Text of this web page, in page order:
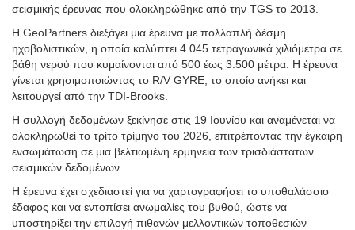
σεισμικής έρευνας που ολοκληρώθηκε από την TGS το 2013.
Η GeoPartners διεξάγει μια έρευνα με πολλαπλή δέσμη
ηχοβολιστικών, η οποία καλύπτει 4.045 τετραγωνικά χιλιόμετρα σε
βάθη νερού που κυμαίνονται από 500 έως 3.500 μέτρα. Η έρευνα
γίνεται χρησιμοποιώντας το R/V GYRE, το οποίο ανήκει και
λειτουργεί από την TDI-Brooks.
Η συλλογή δεδομένων ξεκίνησε στις 19 Ιουνίου και αναμένεται να
ολοκληρωθεί το τρίτο τρίμηνο του 2026, επιτρέποντας την έγκαιρη
ενσωμάτωση σε μια βελτιωμένη ερμηνεία των τρισδιάστατων
σεισμικών δεδομένων.
Η έρευνα έχει σχεδιαστεί για να χαρτογραφήσει το υποθαλάσσιο
έδαφος και να εντοπίσει ανωμαλίες του βυθού, ώστε να
υποστηρίξει την επιλογή πιθανών μελλοντικών τοποθεσιών